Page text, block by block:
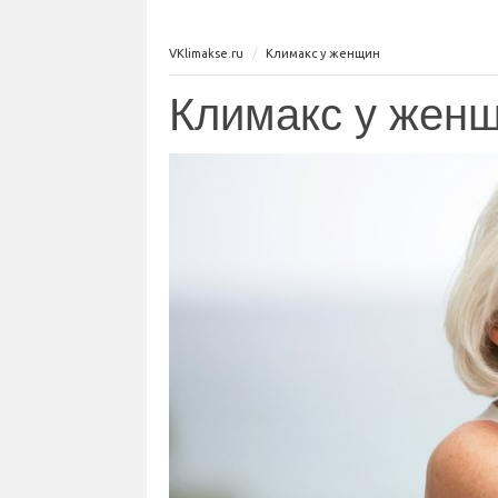
VKlimakse.ru Климакс у женщин
Климакс у